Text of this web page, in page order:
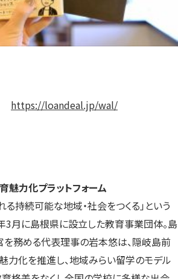
https://loandeal.jp/wal/
魅力化プラットフォーム
持続可能な地域・社会をつくる」という
3月に島根県に設立した教育事業団体。島
務める代表理事の岩本悠は、隠岐島前
魅力化を推進し、地域みらい留学のモデル